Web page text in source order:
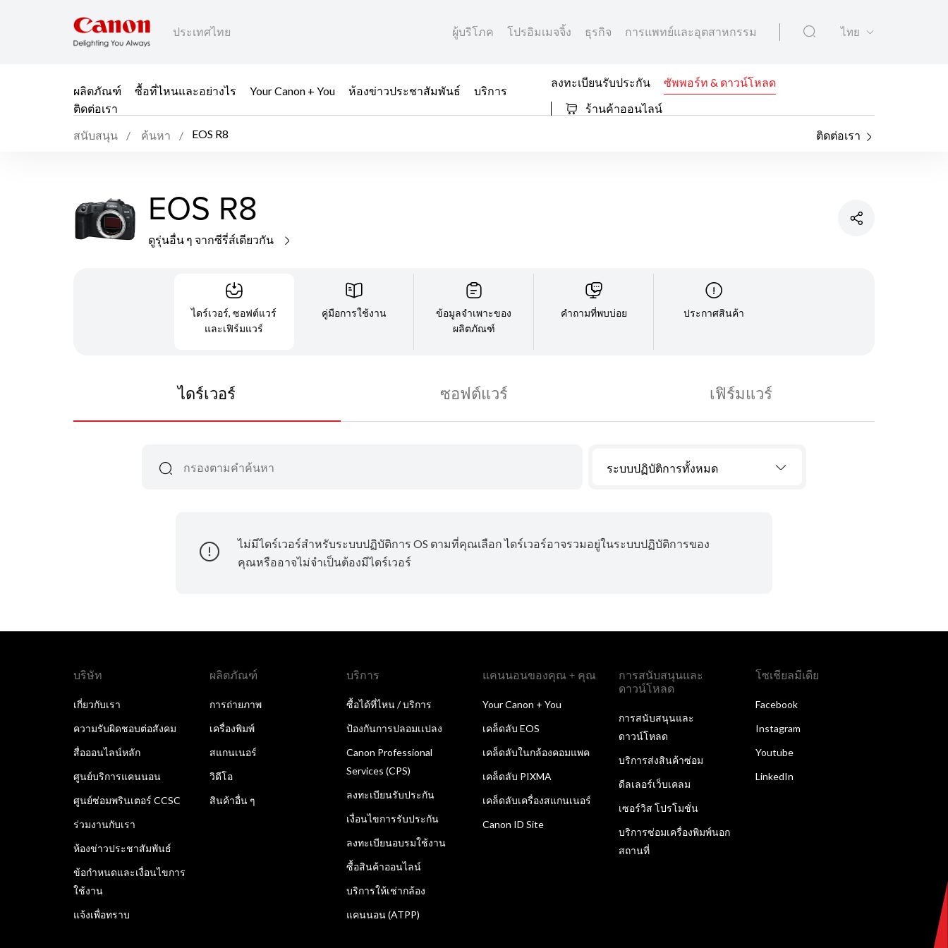
ประเทศไทย ผู้บริโภค โปรอิมเมจจิ้ง ธุรกิจ การแพทย์และอุตสาหกรรม ไทย
ผลิตภัณฑ์ ซื้อที่ไหนและอย่างไร Your Canon + You ห้องข่าวประชาสัมพันธ์
บริการ
ติดต่อเรา
ลงทะเบียนรับประกัน
ซัพพอร์ท & ดาวน์โหลด
ร้านค้าออนไลน์
สนับสนุน ค้นหา EOS R8 ติดต่อเรา
EOS R8
ดูรุ่นอื่น ๆ จากซีรี่ส์เดียวกัน
ไดร์เวอร์, ซอฟต์แวร์
และเฟิร์มแวร์
คู่มือการใช้งาน
ข้อมูลจำเพาะของ
ผลิตภัณฑ์
คำถามที่พบบ่อย ประกาศสินค้า
ไดร์เวอร์ ซอฟต์แวร์ เฟิร์มแวร์
ระบบปฏิบัติการทั้งหมด
ไม่มีไดร์เวอร์สำหรับระบบปฏิบัติการ OS ตามที่คุณเลือก ไดร์เวอร์อาจรวมอยู่ในระบบปฏิบัติการของ
คุณหรืออาจไม่จำเป็นต้องมีไดร์เวอร์
บริษัท
เกี่ยวกับเรา
ความรับผิดชอบต่อสังคม
สื่อออนไลน์หลัก
ศูนย์บริการแคนนอน
ศูนย์ซ่อมพรินเตอร์ CCSC
ร่วมงานกับเรา
ห้องข่าวประชาสัมพันธ์
ข้อกำหนดและเงื่อนไขการ
ใช้งาน
แจ้งเพื่อทราบ
ผลิตภัณฑ์
การถ่ายภาพ
เครื่องพิมพ์
สแกนเนอร์
วิดีโอ
สินค้าอื่น ๆ
บริการ
ซื้อได้ที่ไหน / บริการ
ป้องกันการปลอมเเปลง
Canon Professional
Services (CPS)
ลงทะเบียนรับประกัน
เงื่อนไขการรับประกัน
ลงทะเบียนอบรมใช้งาน
ซื้อสินค้าออนไลน์
บริการให้เช่ากล้อง
แคนนอน (ATPP)
แคนนอนของคุณ + คุณ
Your Canon + You
เคล็ดลับ EOS
เคล็ดลับในกล้องคอมแพค
เคล็ดลับ PIXMA
เคล็ดลับเครื่องสแกนเนอร์
Canon ID Site
การสนับสนุนและ
ดาวน์โหลด
การสนับสนุนและ
ดาวน์โหลด
บริการส่งสินค้าซ่อม
ดีลเลอร์เว็บเคลม
เซอร์วิส โปรโมชั่น
บริการซ่อมเครื่องพิมพ์นอก
สถานที่
โซเชียลมีเดีย
Facebook
Instagram
Youtube
LinkedIn